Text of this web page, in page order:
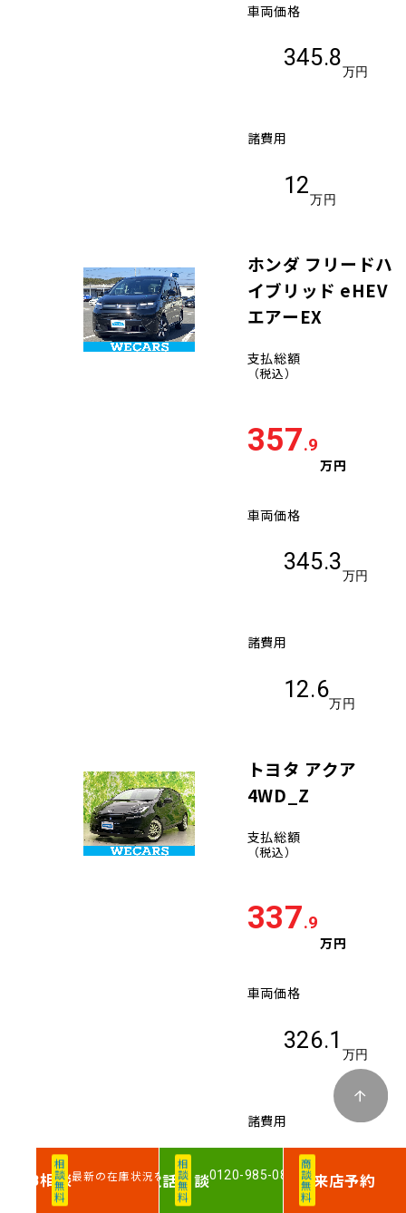
車両価格
345.8
万円
諸費用
12
万円
ホンダ フリードハ
イブリッド eHEV
エアーEX
支払総額
（税込）
357.9
万円
車両価格
345.3
万円
諸費用
12.6
万円
トヨタ アクア
4WD_Z
支払総額
（税込）
337.9
万円
車両価格
326.1
万円
諸費用
11.8
万円
相談無料
WEB相談最新の在庫状況を確認
相談無料
電話相談0120-985-083 商談無料来店予約